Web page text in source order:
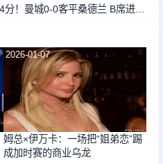
2026-01-07
姆总×伊万卡：一场把“姐弟恋”踢
成加时赛的商业乌龙